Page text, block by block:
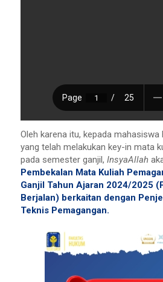
Oleh karena itu, kepada mahasiswa
yang telah melakukan key-in mata
pada semester ganjil, InsyaAllah
Pembekalan Mata Kuliah
Ganjil Tahun Ajaran 2024/2025
Berjalan) berkaitan dengan
Teknis Pemagangan.